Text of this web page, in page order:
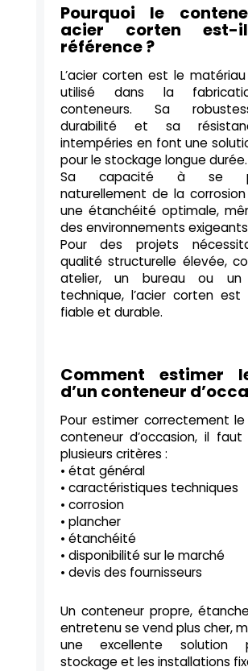
Pourquoi le
acier corten est-
référence ?
L’acier corten est le
utilisé dans la
conteneurs. Sa
durabilité et sa
intempéries en font une
pour le stockage longue durée.
Sa capacité à se
naturellement de la
une étanchéité optimale,
des environnements
Pour des projets
qualité structurelle élevée,
atelier, un bureau ou un
technique, l’acier corten est
fiable et durable.
Comment estimer
d’un conteneur
Pour estimer correctement le
conteneur d’occasion, il faut
plusieurs critères :
• état général
• caractéristiques techniques
• corrosion
• plancher
• étanchéité
• disponibilité sur le marché
• devis des fournisseurs
Un conteneur propre,
entretenu se vend plus cher,
une excellente solution
stockage et les installations